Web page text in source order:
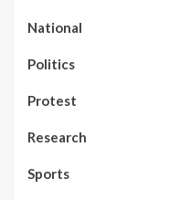
National
Politics
Protest
Research
Sports